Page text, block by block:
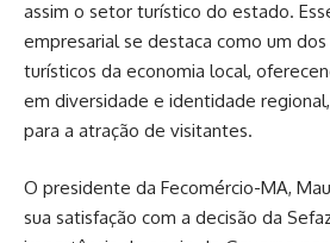
assim o setor turístico do estado.
empresarial se destaca como um
turísticos da economia local,
em diversidade e identidade
para a atração de visitantes.
O presidente da Fecomércio-MA,
sua satisfação com a decisão da